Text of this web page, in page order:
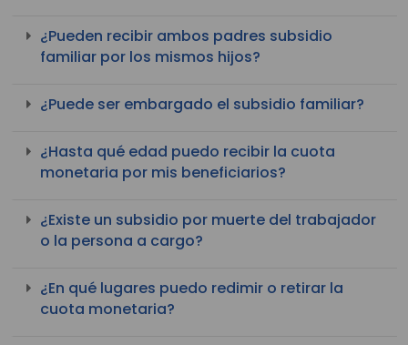
¿Pueden recibir ambos padres subsidio
familiar por los mismos hijos?
¿Puede ser embargado el subsidio familiar?
¿Hasta qué edad puedo recibir la cuota
monetaria por mis beneficiarios?
¿Existe un subsidio por muerte del trabajador
o la persona a cargo?
¿En qué lugares puedo redimir o retirar la
cuota monetaria?